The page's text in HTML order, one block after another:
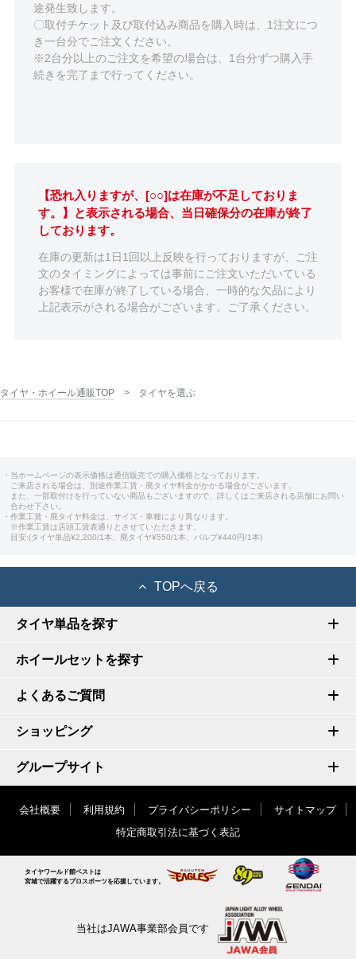
途発生致します。
〇取付チケット及び取付込み商品を購入時は、1注文につ
き一台分でご注文ください。
※2台分以上のご注文を希望の場合は、1台分ずつ購入手
続きを完了まで行ってください。
【恐れ入りますが、[○○]は在庫が不足しておりま
す。】と表示される場合、当日確保分の在庫が終了
しております。
在庫の更新は1日1回以上反映を行っておりますが、ご注
文のタイミングによっては事前にご注文いただいている
お客様で在庫が終了している場合、一時的な欠品により
上記表示がされる場合がございます。ご了承ください。
タイヤ・ホイール通販TOP タイヤを選ぶ
・当ホームページの表示価格は通信販売での購入価格となっております。
ご来店される場合は、別途作業工賃・廃タイヤ料金がかかる場合がございます。
また、一部取付けを行っていない商品もございますので、詳しくはご来店される店舗にお問い
合わせ下さい。
・作業工賃・廃タイヤ料金は、サイズ・車種により異なります。
※作業工賃は店頭工賃表通りとさせていただきます。
目安:(タイヤ単品¥2,200/1本、廃タイヤ¥550/1本、バルブ¥440円/1本)
TOPへ戻る
タイヤ単品を探す
ホイールセットを探す
よくあるご質問
ショッピング
グループサイト
会社概要 利用規約 プライバシーポリシー
サイトマップ
特定商取引法に基づく表記
タイヤワールド館ベストは
宮城で活躍するプロスポーツを応援しています。
当社はJAWA事業部会員です